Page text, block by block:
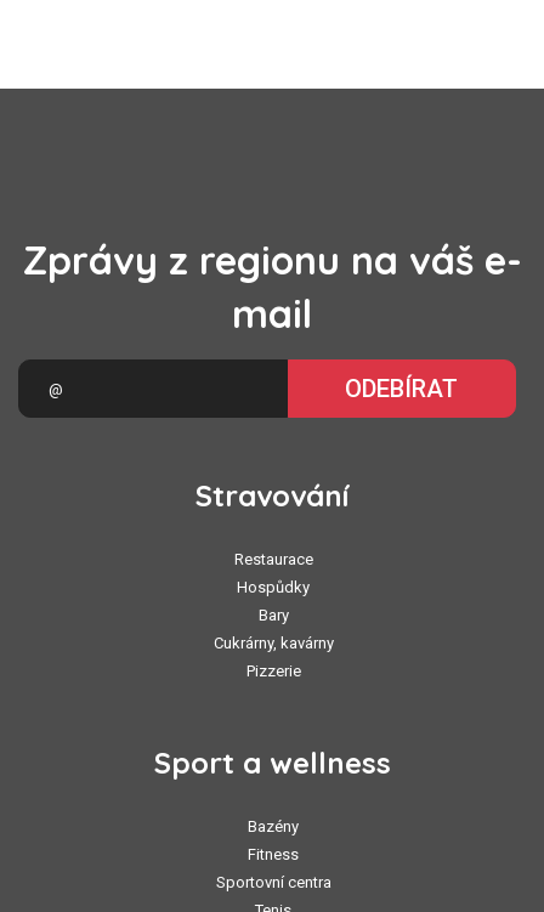
Zprávy z regionu na váš e-
mail
ODEBÍRAT
Stravování
Restaurace
Hospůdky
Bary
Cukrárny, kavárny
Pizzerie
Sport a wellness
Bazény
Fitness
Sportovní centra